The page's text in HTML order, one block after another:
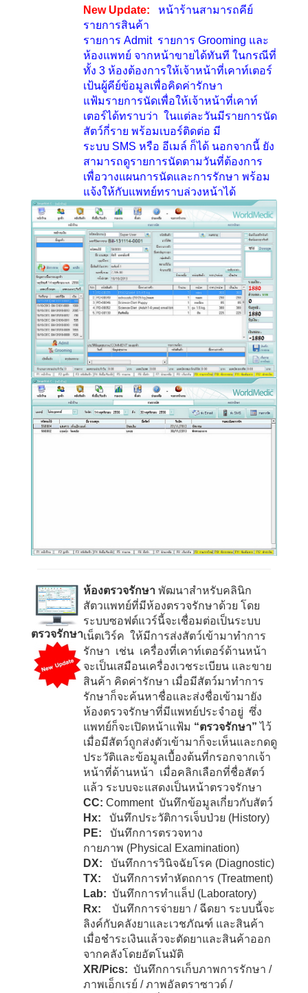
New Update:
หน้าร้านสามารถคีย์
รายการสินค้า
รายการ Admit รายการ Grooming และ
ห้องแพทย์ จากหน้าขายได้ทันที ในกรณีที่
ทั้ง 3 ห้องต้องการให้เจ้าหน้าที่เคาท์เตอร์
เป้นผู้คีย์ข้อมูลเพื่อคิดค่ารักษา
แฟ้มรายการนัดเพื่อให้เจ้าหน้าที่เคาท์
เตอร์ได้ทราบว่า ในแต่ละวันมีรายการนัด
สัตว์กี่ราย พร้อมเบอร์ติดต่อ มี
ระบบ SMS หรือ อีเมล์ ก็ได้ นอกจากนี้ ยัง
สามารถดูรายการนัดตามวันที่ต้องการ
เพื่อวางแผนการนัดและการรักษา พร้อม
แจ้งให้กับแพทย์ทราบล่วงหน้าได้
ตรวจรักษา
ห้องตรวจรักษา พัฒนาสำหรับคลินิก
สัตวแพทย์ที่มีห้องตรวจรักษาด้วย โดย
ระบบซอฟต์แวร์นี้จะเชื่อมต่อเป็นระบบ
เน็ตเวิร์ค ให้มีการส่งสัตว์เข้ามาทำการ
รักษา เช่น เครื่องที่เคาท์เตอร์ด้านหน้า
จะเป็นเสมือนเครื่องเวชระเบียน และขาย
สินค้า คิดค่ารักษา เมื่อมีสัตว์มาทำการ
รักษาก็จะค้นหาชื่อและส่งชื่อเข้ามายัง
ห้องตรวจรักษาที่มีแพทย์ประจำอยู่ ซึ่ง
แพทย์ก็จะเปิดหน้าแฟ้ม “ตรวจรักษา” ไว้
เมื่อมีสัตว์ถูกส่งตัวเข้ามาก็จะเห็นและกดดู
ประวัติและข้อมูลเบื้องต้นที่กรอกจากเจ้า
หน้าที่ด้านหน้า เมื่อคลิกเลือกที่ชื่อสัตว์
แล้ว ระบบจะแสดงเป็นหน้าตรวจรักษา
CC: Comment บันทึกข้อมูลเกี่ยวกับสัตว์
Hx:
บันทึกประวัติการเจ็บป่วย (History)
PE:
บันทึกการตรวจทาง
กายภาพ (Physical Examination)
DX:
บันทึกการวินิจฉัยโรค (Diagnostic)
TX:
บันทึกการทำหัตถการ (Treatment)
Lab: บันทึกการทำแล็ป (Laboratory)
Rx:
บันทึกการจ่ายยา / ฉีดยา ระบบนี้จะ
ลิงค์กับคลังยาและเวชภัณฑ์ และสินค้า
เมื่อชำระเงินแล้วจะตัดยาและสินค้าออก
จากคลังโดยอัตโนมัติ
XR/Pics: บันทึกการเก็บภาพการรักษา /
ภาพเอ็กเรย์ / ภาพอัลตราซาวด์ /